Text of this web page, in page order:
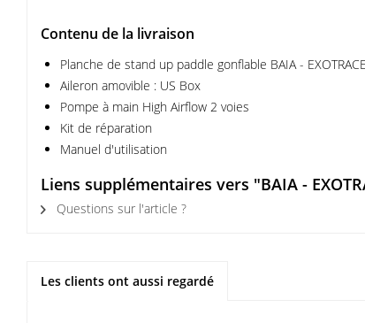
Contenu de la livraison
Planche de stand up paddle gonflable BAIA -
Aileron amovible : US Box
Pompe à main High Airflow 2 voies
Kit de réparation
Manuel d'utilisation
Liens supplémentaires vers "BAIA -
Questions sur l'article ?
Les clients ont aussi regardé